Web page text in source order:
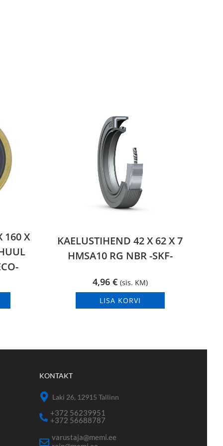
160 X
KAELUSTIHEND 42 X 62 X 7
HMSA10 RG NBR -SKF-
4,96 € (sis. KM)
LISA KORVI
KONTAKT
Laki 26, 12915 Tallinn
+372 56239951
+372 56688787
varustaja@memi.ee